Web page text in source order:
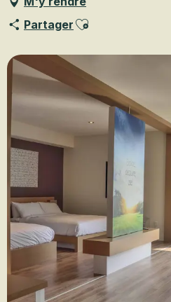
Partager Ajouter aux favoris